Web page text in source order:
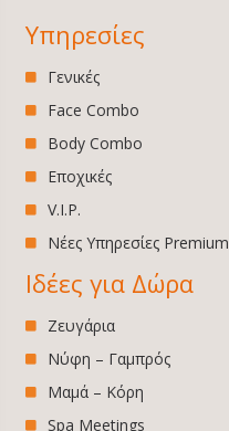
Υπηρεσίες
Γενικές
Face Combo
Body Combo
Εποχικές
V.I.P.
Νέες Υπηρεσίες Premium
Ιδέες για Δώρα
Ζευγάρια
Νύφη – Γαμπρός
Μαμά – Κόρη
Spa Meetings